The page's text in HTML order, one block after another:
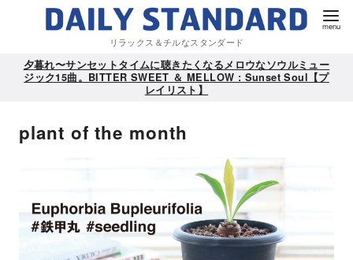
リラックス＆チルなスタンダード
夕暮れ〜サンセットタイムに聴きたくなるメロウなソウルミュー
ジック15曲。BITTER SWEET ＆ MELLOW : Sunset Soul【プ
レイリスト】
plant of the month